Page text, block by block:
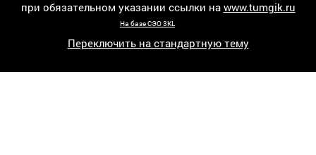
при обязательном указании ссылки на www.tumgik.ru
На базе СЭО 3KL
Переключить на стандартную тему